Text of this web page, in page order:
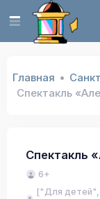
Главная
Спектакль
Спектакль
6+
["Для детей",